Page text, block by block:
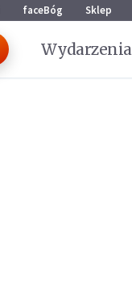
faceBóg Sklep
Wydarzenia